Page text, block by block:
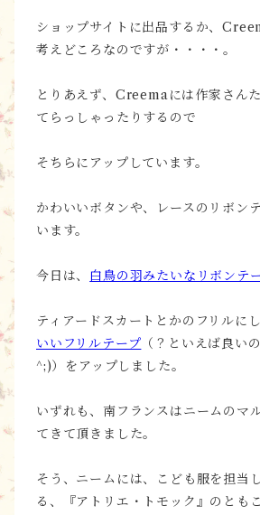
ショップサイトに出品するか、
考えどころなのですが・・・・。
とりあえず、Creemaには作家さん
てらっしゃったりするので
そちらにアップしています。
かわいいボタンや、レースのリボン
います。
今日は、 白鳥の羽みたいなリボンテ
ティアードスカートとかのフリルに
いいフリルテープ （？といえば良い
^;)）をアップしました。
いずれも、南フランスはニームのマ
てきて頂きました。
そう、ニームには、こども服を担当
る、『アトリエ・トモック』のとも